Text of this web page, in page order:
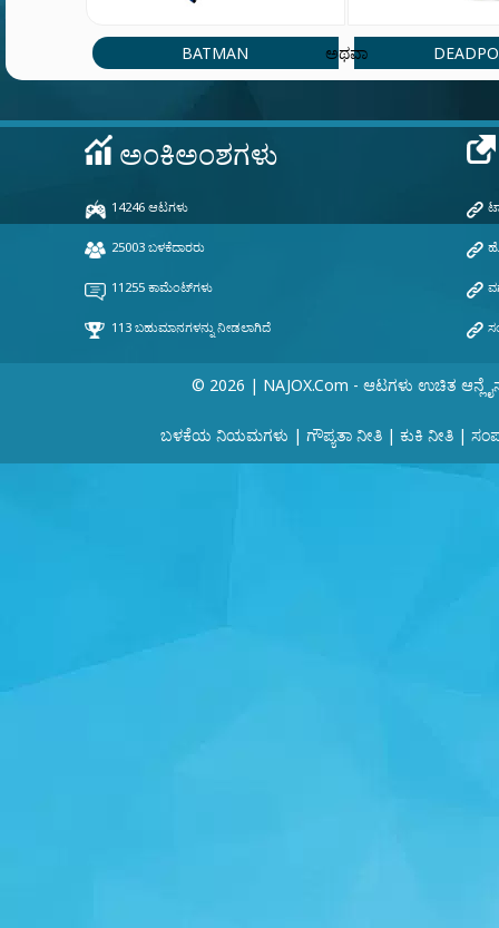
BATMAN ಅಥವಾ
© 2026 | NAJOX.com - ಆಟಗಳು ಉಚಿತ
ಬಳಕೆಯ ನಿಯಮಗಳು | ಗೌಪ್ಯತಾ ನೀತಿ| ಕುಕಿ ನೀತಿ|